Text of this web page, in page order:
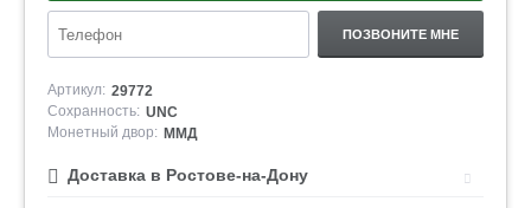
ПОЗВОНИТЕ МНЕ
Артикул: 29772
Сохранность: UNC
Монетный двор: ММД
Доставка в Ростове-на-Дону